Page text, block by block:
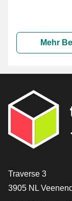
Mehr
Traverse 3
3905 NL